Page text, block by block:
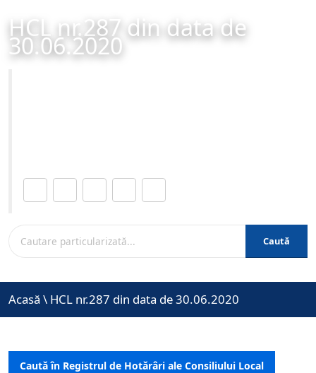
HCL nr.287 din data de
30.06.2020
Caută
Acasă \ HCL nr.287 din data de 30.06.2020
Caută în Registrul de Hotărâri ale Consiliului Local